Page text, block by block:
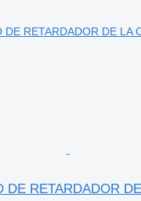
DE RETARDADOR